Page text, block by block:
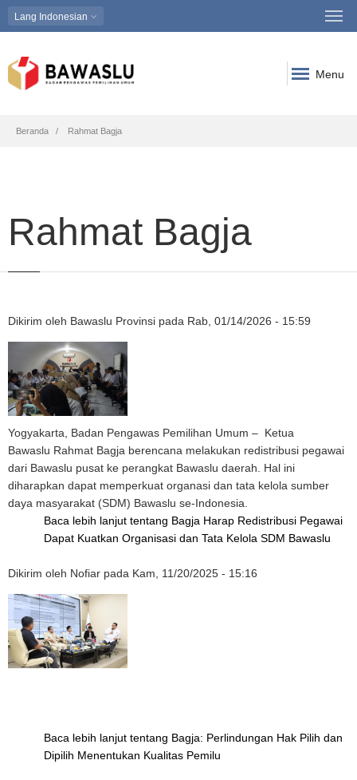
Lang Indonesian
Menu
Breadcrumb
Beranda Rahmat Bagja
Rahmat Bagja
Dikirim oleh Bawaslu Provinsi pada Rab, 01/14/2026 - 15:59
Yogyakarta Badan Pengawas Pemilihan Umum – Ketua
Bawaslu Rahmat Bagja berencana melakukan redistribusi pegawai
dari Bawaslu pusat ke perangkat Bawaslu daerah. Hal ini
diharapkan dapat memperkuat organasi dan tata kelola sumber
daya masyarakat (SDM) Bawaslu se-Indonesia.
Baca lebih lanjut tentang Bagja Harap Redistribusi Pegawai
Dapat Kuatkan Organisasi dan Tata Kelola SDM Bawaslu
Dikirim oleh Nofiar pada Kam, 11/20/2025 - 15:16
Baca lebih lanjut tentang Bagja: Perlindungan Hak Pilih dan
Dipilih Menentukan Kualitas Pemilu